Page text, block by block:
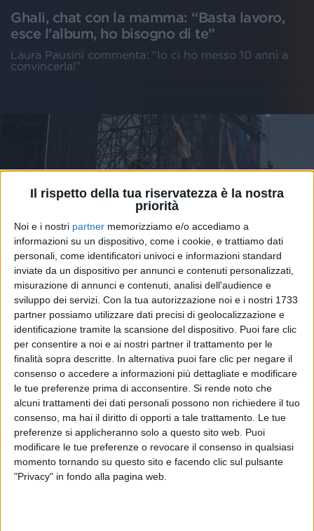
Il rispetto della tua riservatezza è la nostra
priorità
Noi e i nostri partner memorizziamo e/o accediamo a
informazioni su un dispositivo, come i cookie, e trattiamo dati
personali, come identificatori univoci e informazioni standard
inviate da un dispositivo per annunci e contenuti personalizzati,
misurazione di annunci e contenuti, analisi dell'audience e
sviluppo dei servizi. Con la tua autorizzazione noi e i nostri 1733
partner possiamo utilizzare dati precisi di geolocalizzazione e
identificazione tramite la scansione del dispositivo. Puoi fare clic
per consentire a noi e ai nostri partner il trattamento per le
finalità sopra descritte. In alternativa puoi fare clic per negare il
consenso o accedere a informazioni più dettagliate e modificare
le tue preferenze prima di acconsentire. Si rende noto che
alcuni trattamenti dei dati personali possono non richiedere il tuo
consenso, ma hai il diritto di opporti a tale trattamento. Le tue
preferenze si applicheranno solo a questo sito web. Puoi
modificare le tue preferenze o revocare il consenso in qualsiasi
momento tornando su questo sito e facendo clic sul pulsante
"Privacy" in fondo alla pagina web.
Ghali, chat con la mamma: “Basta lavoro,
esce l'album, ho bisogno di te”
Laura Pausini commenta: “Io ci ho messo 10 anni a
convincerla!”
NEWS 29 giu 2019
Ghali apre #Rilive: La dedica al pubblico di
Palermo “I love you”
Il Foro Italico ricambia l’amore: si canta e si salta